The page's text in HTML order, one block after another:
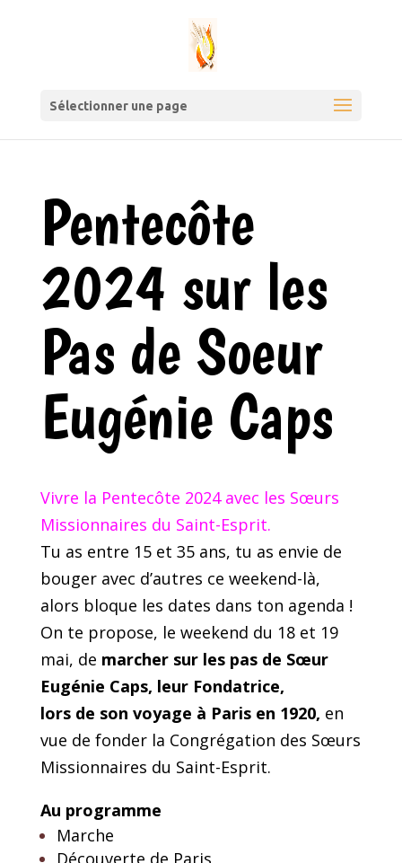
Sélectionner une page
Pentecôte
2024 sur les
Pas de Soeur
Eugénie Caps
Vivre la Pentecôte 2024 avec les Sœurs
Missionnaires du Saint-Esprit.
Tu as entre 15 et 35 ans, tu as envie de
bouger avec d’autres ce weekend-là,
alors bloque les dates dans ton agenda !
On te propose, le weekend du 18 et 19
mai, de marcher sur les pas de Sœur
Eugénie Caps, leur Fondatrice,
lors de son voyage à Paris en 1920, en
vue de fonder la Congrégation des Sœurs
Missionnaires du Saint-Esprit.
Au programme
Marche
Découverte de Paris